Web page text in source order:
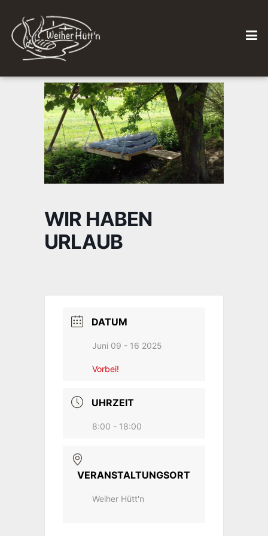
WIR HABEN
URLAUB
DATUM
Juni 09 - 16 2025
Vorbei!
UHRZEIT
8:00 - 18:00
VERANSTALTUNGSORT
Weiher Hütt'n